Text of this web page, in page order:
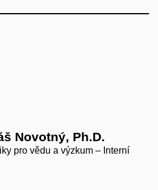
Novotný, Ph.D.
pro vědu a výzkum – Interní